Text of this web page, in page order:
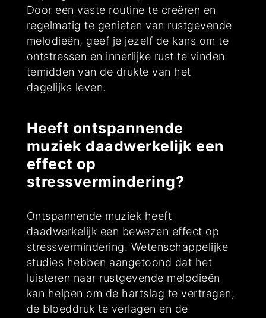
Door een vaste routine te creëren en
regelmatig te genieten van rustgevende
melodieën, geef je jezelf de kans om te
ontstressen en innerlijke rust te vinden
temidden van de drukte van het
dagelijks leven.
Heeft ontspannende
muziek daadwerkelijk een
effect op
stressvermindering?
Ontspannende muziek heeft
daadwerkelijk een bewezen effect op
stressvermindering. Wetenschappelijke
studies hebben aangetoond dat het
luisteren naar rustgevende melodieën
kan helpen om de hartslag te vertragen,
de bloeddruk te verlagen en de